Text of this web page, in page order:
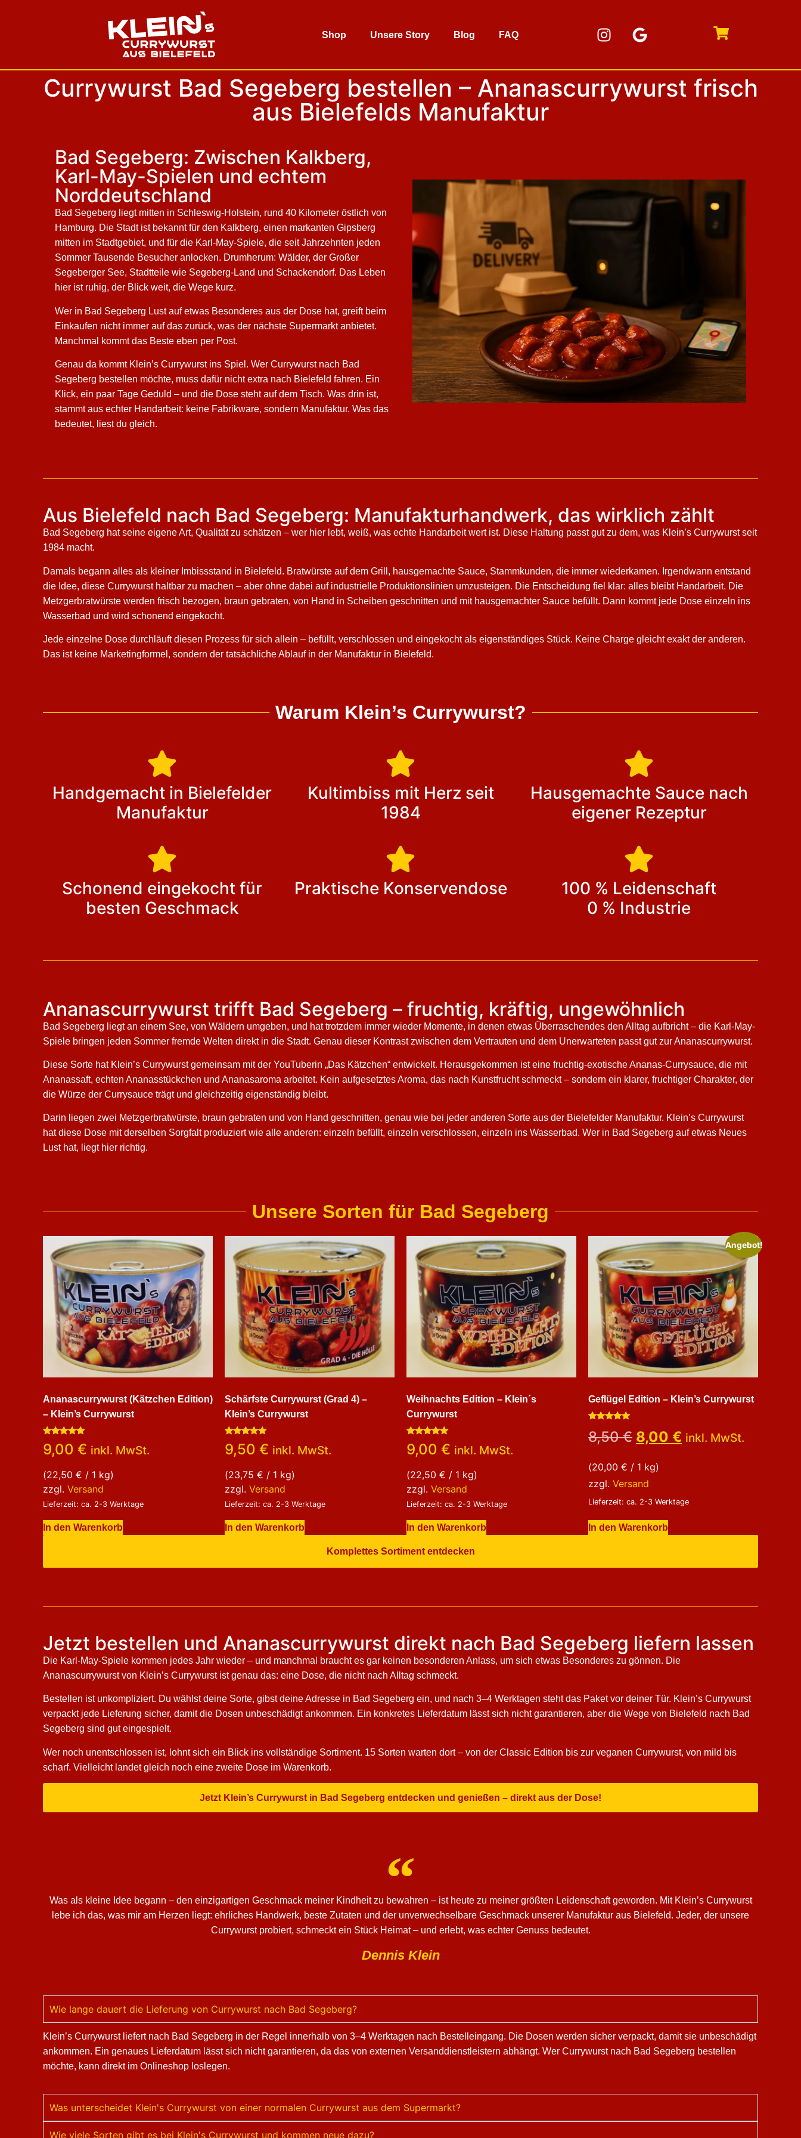
Shop Unsere Story Blog FAQ
Currywurst Bad Segeberg bestellen – Ananascurrywurst frisch
aus Bielefelds Manufaktur
Bad Segeberg: Zwischen Kalkberg,
Karl-May-Spielen und echtem
Norddeutschland
Bad Segeberg liegt mitten in Schleswig-Holstein, rund 40 Kilometer östlich von
Hamburg. Die Stadt ist bekannt für den Kalkberg, einen markanten Gipsberg
mitten im Stadtgebiet, und für die Karl-May-Spiele, die seit Jahrzehnten jeden
Sommer Tausende Besucher anlocken. Drumherum: Wälder, der Großer
Segeberger See, Stadtteile wie Segeberg-Land und Schackendorf. Das Leben
hier ist ruhig, der Blick weit, die Wege kurz.
Wer in Bad Segeberg Lust auf etwas Besonderes aus der Dose hat, greift beim
Einkaufen nicht immer auf das zurück, was der nächste Supermarkt anbietet.
Manchmal kommt das Beste eben per Post.
Genau da kommt Klein’s Currywurst ins Spiel. Wer Currywurst nach Bad
Segeberg bestellen möchte, muss dafür nicht extra nach Bielefeld fahren. Ein
Klick, ein paar Tage Geduld – und die Dose steht auf dem Tisch. Was drin ist,
stammt aus echter Handarbeit: keine Fabrikware, sondern Manufaktur. Was das
bedeutet, liest du gleich.
Aus Bielefeld nach Bad Segeberg: Manufakturhandwerk, das wirklich zählt
Bad Segeberg hat seine eigene Art, Qualität zu schätzen – wer hier lebt, weiß, was echte Handarbeit wert ist. Diese Haltung passt gut zu dem, was Klein’s Currywurst seit
1984 macht.
Damals begann alles als kleiner Imbissstand in Bielefeld. Bratwürste auf dem Grill, hausgemachte Sauce, Stammkunden, die immer wiederkamen. Irgendwann entstand
die Idee, diese Currywurst haltbar zu machen – aber ohne dabei auf industrielle Produktionslinien umzusteigen. Die Entscheidung fiel klar: alles bleibt Handarbeit. Die
Metzgerbratwürste werden frisch bezogen, braun gebraten, von Hand in Scheiben geschnitten und mit hausgemachter Sauce befüllt. Dann kommt jede Dose einzeln ins
Wasserbad und wird schonend eingekocht.
Jede einzelne Dose durchläuft diesen Prozess für sich allein – befüllt, verschlossen und eingekocht als eigenständiges Stück. Keine Charge gleicht exakt der anderen.
Das ist keine Marketingformel, sondern der tatsächliche Ablauf in der Manufaktur in Bielefeld.
Warum Klein’s Currywurst?
Handgemacht in Bielefelder
Manufaktur
Kultimbiss mit Herz seit
1984
Hausgemachte Sauce nach
eigener Rezeptur
Schonend eingekocht für
besten Geschmack
Praktische Konservendose
100 % Leidenschaft
0 % Industrie
Ananascurrywurst trifft Bad Segeberg – fruchtig, kräftig, ungewöhnlich
Bad Segeberg liegt an einem See, von Wäldern umgeben, und hat trotzdem immer wieder Momente, in denen etwas Überraschendes den Alltag aufbricht – die Karl-May-
Spiele bringen jeden Sommer fremde Welten direkt in die Stadt. Genau dieser Kontrast zwischen dem Vertrauten und dem Unerwarteten passt gut zur Ananascurrywurst.
Diese Sorte hat Klein’s Currywurst gemeinsam mit der YouTuberin „Das Kätzchen“ entwickelt. Herausgekommen ist eine fruchtig-exotische Ananas-Currysauce, die mit
Ananassaft, echten Ananasstückchen und Ananasaroma arbeitet. Kein aufgesetztes Aroma, das nach Kunstfrucht schmeckt – sondern ein klarer, fruchtiger Charakter, der
die Würze der Currysauce trägt und gleichzeitig eigenständig bleibt.
Darin liegen zwei Metzgerbratwürste, braun gebraten und von Hand geschnitten, genau wie bei jeder anderen Sorte aus der Bielefelder Manufaktur. Klein’s Currywurst
hat diese Dose mit derselben Sorgfalt produziert wie alle anderen: einzeln befüllt, einzeln verschlossen, einzeln ins Wasserbad. Wer in Bad Segeberg auf etwas Neues
Lust hat, liegt hier richtig.
Unsere Sorten für Bad Segeberg
Ananascurrywurst (Kätzchen Edition)
– Klein’s Currywurst
Bewertet
mit
5.00
9,00 € inkl. MwSt.
(22,50 € / 1 kg)
zzgl. Versand
Lieferzeit: ca. 2-3 Werktage
In den Warenkorb
Schärfste Currywurst (Grad 4) –
Klein’s Currywurst
Bewertet
mit
5.00
9,50 € inkl. MwSt.
(23,75 € / 1 kg)
zzgl. Versand
Lieferzeit: ca. 2-3 Werktage
In den Warenkorb
Weihnachts Edition – Klein´s
Currywurst
Bewertet
mit
5.00
9,00 € inkl. MwSt.
(22,50 € / 1 kg)
zzgl. Versand
Lieferzeit: ca. 2-3 Werktage
In den Warenkorb
Angebot!
Geflügel Edition – Klein’s Currywurst
mit
5.00
8,50€ 8,00 € inkl. MwSt.
(20,00 € / 1 kg)
zzgl. Versand
Lieferzeit: ca. 2-3 Werktage
In den Warenkorb
Komplettes Sortiment entdecken
Jetzt bestellen und Ananascurrywurst direkt nach Bad Segeberg liefern lassen
Die Karl-May-Spiele kommen jedes Jahr wieder – und manchmal braucht es gar keinen besonderen Anlass, um sich etwas Besonderes zu gönnen. Die
Ananascurrywurst von Klein’s Currywurst ist genau das: eine Dose, die nicht nach Alltag schmeckt.
Bestellen ist unkompliziert. Du wählst deine Sorte, gibst deine Adresse in Bad Segeberg ein, und nach 3–4 Werktagen steht das Paket vor deiner Tür. Klein’s Currywurst
verpackt jede Lieferung sicher, damit die Dosen unbeschädigt ankommen. Ein konkretes Lieferdatum lässt sich nicht garantieren, aber die Wege von Bielefeld nach Bad
Segeberg sind gut eingespielt.
Wer noch unentschlossen ist, lohnt sich ein Blick ins vollständige Sortiment. 15 Sorten warten dort – von der Classic Edition bis zur veganen Currywurst, von mild bis
scharf. Vielleicht landet gleich noch eine zweite Dose im Warenkorb.
Jetzt Klein’s Currywurst in Bad Segeberg entdecken und genießen – direkt aus der Dose!
Was als kleine Idee begann – den einzigartigen Geschmack meiner Kindheit zu bewahren – ist heute zu meiner größten Leidenschaft geworden. Mit Klein’s Currywurst
lebe ich das, was mir am Herzen liegt: ehrliches Handwerk, beste Zutaten und der unverwechselbare Geschmack unserer Manufaktur aus Bielefeld. Jeder, der unsere
Currywurst probiert, schmeckt ein Stück Heimat – und erlebt, was echter Genuss bedeutet.
Dennis Klein
Wie lange dauert die Lieferung von Currywurst nach Bad Segeberg?
Klein’s Currywurst liefert nach Bad Segeberg in der Regel innerhalb von 3–4 Werktagen nach Bestelleingang. Die Dosen werden sicher verpackt, damit sie unbeschädigt
ankommen. Ein genaues Lieferdatum lässt sich nicht garantieren, da das von externen Versanddienstleistern abhängt. Wer Currywurst nach Bad Segeberg bestellen
möchte, kann direkt im Onlineshop loslegen.
Was unterscheidet Klein's Currywurst von einer normalen Currywurst aus dem Supermarkt?
Wie viele Sorten gibt es bei Klein's Currywurst und kommen neue dazu?